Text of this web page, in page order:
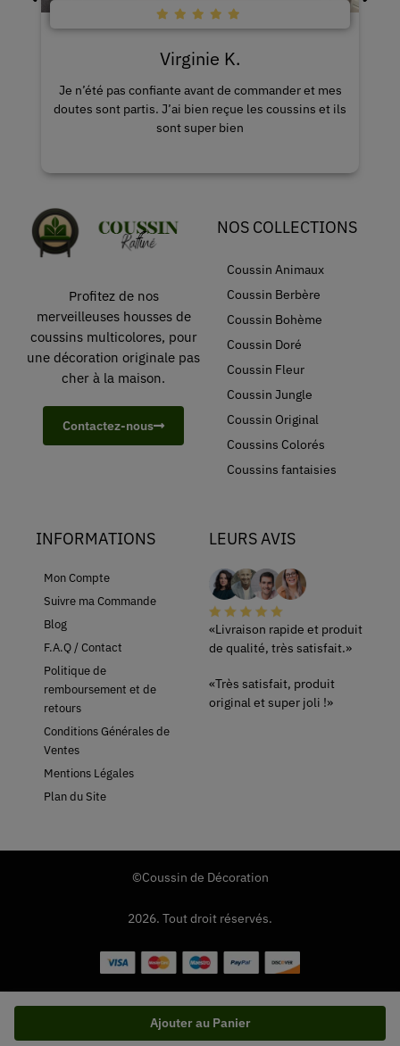
Ajouter au Panier
Karine I.
Le grand choix de housse est impressionnant, j’ai
envie de tout acheter.
Profitez de nos
merveilleuses housses de
coussins multicolores, pour
une décoration originale pas
cher à la maison.
Contactez-nous
NOS COLLECTIONS
Coussin Animaux
Coussin Berbère
Coussin Bohème
Coussin Doré
Coussin Fleur
Coussin Jungle
Coussin Original
Coussins Colorés
Coussins fantaisies
INFORMATIONS
Mon Compte
Suivre ma Commande
Blog
F.A.Q / Contact
Politique de
remboursement et de
retours
Conditions Générales de
Ventes
Mentions Légales
Plan du Site
LEURS AVIS
«Livraison rapide et produit
de qualité, très satisfait.»
«Très satisfait, produit
original et super joli !»
©Coussin de Décoration
2026. Tout droit réservés.